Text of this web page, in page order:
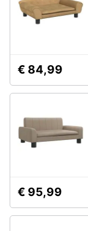
€ 84,99
€ 95,99